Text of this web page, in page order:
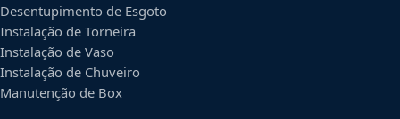
Desentupimento de Esgoto
Instalação de Torneira
Instalação de Vaso
Instalação de Chuveiro
Manutenção de Box